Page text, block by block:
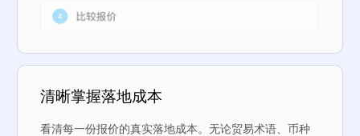
清晰掌握落地成本
看清每一份报价的真实落地成本。无论贸易术语、币种